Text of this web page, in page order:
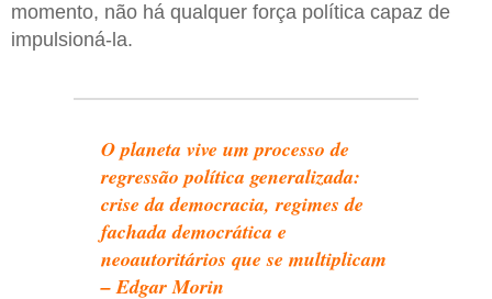
momento, não há qualquer força política capaz de
impulsioná-la.
O planeta vive um processo de
regressão política generalizada:
crise da democracia, regimes de
fachada democrática e
neoautoritários que se multiplicam
– Edgar Morin